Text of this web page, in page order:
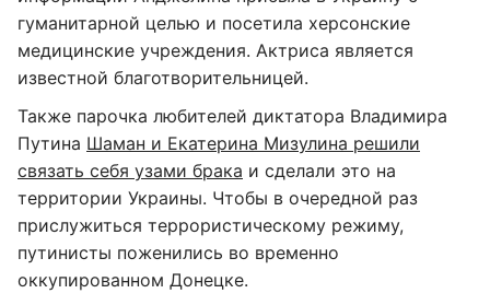
гуманитарной целью и посетила херсонские
медицинские учреждения. Актриса является
известной благотворительницей.
Также парочка любителей диктатора Владимира
Путина Шаман и Екатерина Мизулина решили
связать себя узами брака и сделали это на
территории Украины. Чтобы в очередной раз
прислужиться террористическому режиму,
путинисты поженились во временно
оккупированном Донецке.